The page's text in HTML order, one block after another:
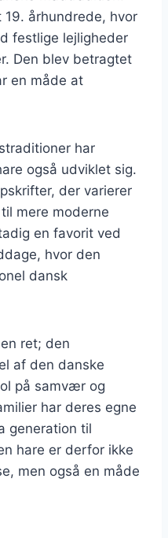
århundrede, hvor
festlige lejligheder
Den blev betragtet
en måde at
har
også udviklet sig.
der varierer
mere moderne
en favorit ved
hvor den
dansk
ret; den
af den danske
på samvær og
har deres egne
generation til
hare er derfor ikke
men også en måde